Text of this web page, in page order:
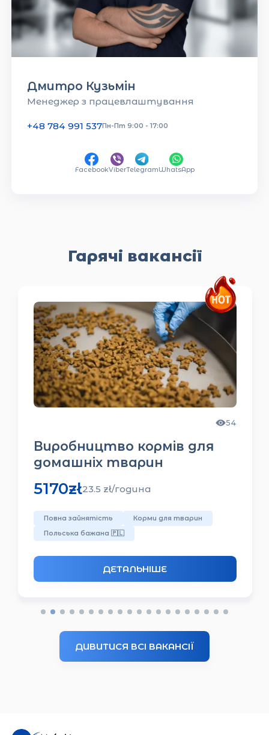
Дмитро Кузьмін
Менеджер з працевлаштування
+48 784 991 537Пн-Пт 9:00 - 17:00
FacebookViberTelegramWhatsApp
Гарячі вакансії
49
Працівник із забою та
оброблення птиці
6500zł24.5zł/година
Переробка курячого м'яса
З житлом
Польська бажана 🇵🇱
ДЕТАЛЬНІШЕ
ДИВИТИСЯ ВСІ ВАКАНСІЇ